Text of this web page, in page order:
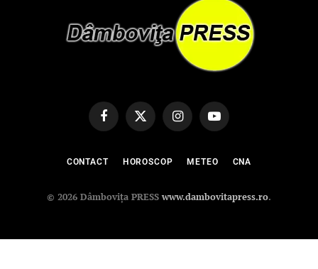
FacebookX
(Twitter)
InstagramYouTube
CONTACT HOROSCOP METEO CNA
© 2026 Dâmbovița PRESSwww.dambovitapress.ro.